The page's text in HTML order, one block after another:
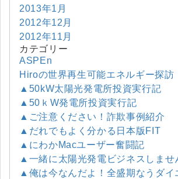
2013年1月
2012年12月
2012年11月
カテゴリー
ASPEn
Hiroの世界再生可能エネルギー探訪
▲50kW太陽光発電所投資実行記
▲50ｋW発電所投資実行記
▲ご注意ください！詐欺事例紹介
▲だれでもよく分かる日本版FIT
▲にわかMacユーザー奮闘記
▲一緒に太陽光発電ビジネスしませ
▲俺は今なんだよ！全盛期なうダイ